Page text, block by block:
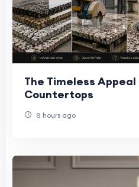
The Timeless
Countertops
8 hours ago